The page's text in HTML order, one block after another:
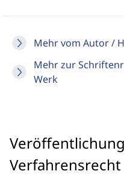
Mehr vom Autor /
Mehr zur
Werk
Verfahrensrecht